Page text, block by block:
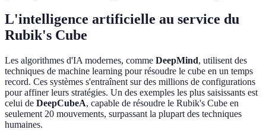
L'intelligence artificielle au service du
Rubik's Cube
Les algorithmes d'IA modernes, comme DeepMind, utilisent des
techniques de machine learning pour résoudre le cube en un temps
record. Ces systèmes s'entraînent sur des millions de configurations
pour affiner leurs stratégies. Un des exemples les plus saisissants est
celui de DeepCubeA, capable de résoudre le Rubik's Cube en
seulement 20 mouvements, surpassant la plupart des techniques
humaines.